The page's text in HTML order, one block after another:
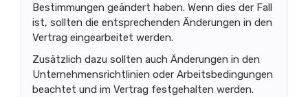
Bestimmungen geändert haben. Wenn dies der Fall
ist, sollten die entsprechenden Änderungen in den
Vertrag eingearbeitet werden.
Zusätzlich dazu sollten auch Änderungen in den
Unternehmensrichtlinien oder Arbeitsbedingungen
beachtet und im Vertrag festgehalten werden.